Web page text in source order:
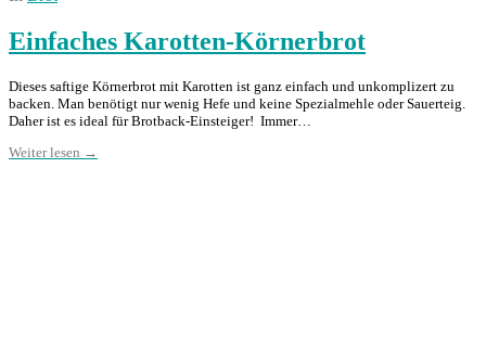
Einfaches Karotten-Körnerbrot
Dieses saftige Körnerbrot mit Karotten ist ganz einfach und unkomplizert zu
backen. Man benötigt nur wenig Hefe und keine Spezialmehle oder Sauerteig.
Daher ist es ideal für Brotback-Einsteiger! Immer…
Weiter lesen →